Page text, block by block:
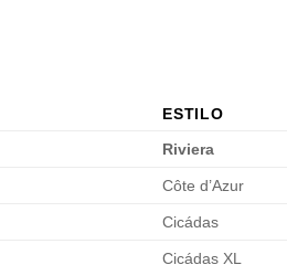
ESTILO
Riviera
Côte d’Azur
Cicádas
Cicádas XL